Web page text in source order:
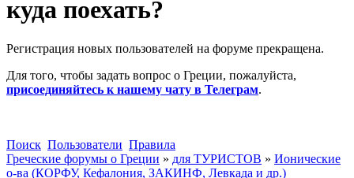
куда поехать?
Регистрация новых пользователей на форуме прекращена.
Для того, чтобы задать вопрос о Греции, пожалуйста,
присоединяйтесь к нашему чату в Телеграм.
Поиск Пользователи Правила
Греческие форумы о Греции » для ТУРИСТОВ » Ионические
о-ва (КОРФУ, Кефалония, ЗАКИНФ, Левкада и др.)